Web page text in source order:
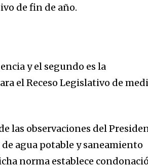
de fin de año.
y el segundo es la
el Receso Legislativo de
las observaciones del
agua potable y saneamiento
norma establece